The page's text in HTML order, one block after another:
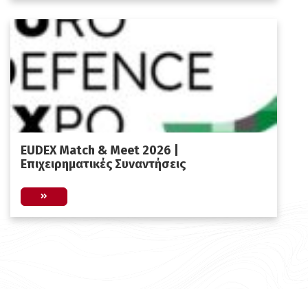
EUDEX Match & Meet 2026 |
Επιχειρηματικές Συναντήσεις